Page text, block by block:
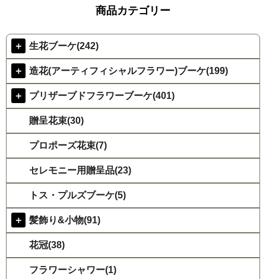
商品カテゴリー
＋ 生花ブーケ(242)
＋ 造花(アーティフィシャルフラワー)ブーケ(199)
＋ プリザーブドフラワーブーケ(401)
贈呈花束(30)
プロポーズ花束(7)
セレモニー用贈呈品(23)
トス・プルズブーケ(5)
＋ 髪飾り&小物(91)
花冠(38)
フラワーシャワー(1)